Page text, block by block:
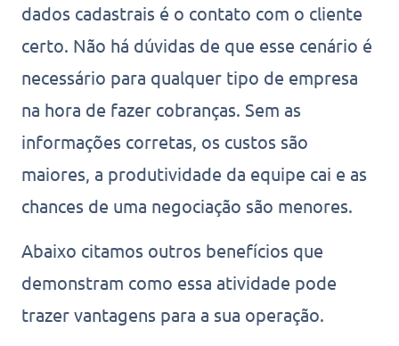
dados cadastrais é o contato com o cliente
certo. Não há dúvidas de que esse cenário é
necessário para qualquer tipo de empresa
na hora de fazer cobranças. Sem as
informações corretas, os custos são
maiores, a produtividade da equipe cai e as
chances de uma negociação são menores.
Abaixo citamos outros benefícios que
demonstram como essa atividade pode
trazer vantagens para a sua operação.